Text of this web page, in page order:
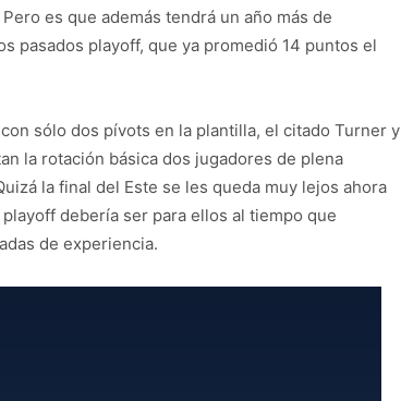
es que además tendrá un año más de
pasados playoff, que ya promedió 14 puntos el
sólo dos pívots en la plantilla, el citado Turner y
la rotación básica dos jugadores de plena
la final del Este se les queda muy lejos ahora
debería ser para ellos al tiempo que
de experiencia.